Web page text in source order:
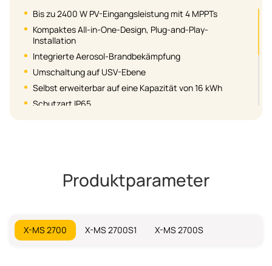
Bis zu 2400 W PV-Eingangsleistung mit 4 MPPTs
Kompaktes All-in-One-Design, Plug-and-Play-
Installation
Integrierte Aerosol-Brandbekämpfung
Umschaltung auf USV-Ebene
Selbst erweiterbar auf eine Kapazität von 16 kWh
Schutzart IP65
Unterstützung des TOU-Modus zur Maximierung der
Vorteile für Familien
Produktparameter
X-MS 2700 X-MS 2700S1 X-MS 2700S2